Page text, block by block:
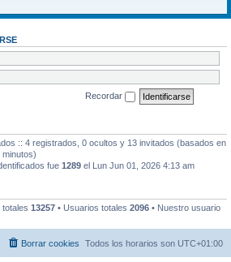
Recordar
:: 4 registrados, 0 ocultos y 13 invitados (basados en
fue 1289 el Lun Jun 01, 2026 4:13 am
totales 13257 • Usuarios totales 2096 • Nuestro usuario
Todos los horarios son UTC+01:00
Borrar cookies